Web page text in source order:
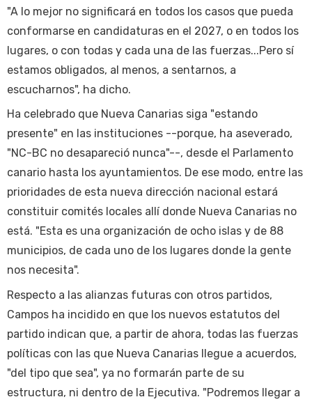
"A lo mejor no significará en todos los casos que pueda
conformarse en candidaturas en el 2027, o en todos los
lugares, o con todas y cada una de las fuerzas...Pero sí
estamos obligados, al menos, a sentarnos, a
escucharnos", ha dicho.
Ha celebrado que Nueva Canarias siga "estando
presente" en las instituciones --porque, ha aseverado,
"NC-BC no desapareció nunca"--, desde el Parlamento
canario hasta los ayuntamientos. De ese modo, entre las
prioridades de esta nueva dirección nacional estará
constituir comités locales allí donde Nueva Canarias no
está. "Esta es una organización de ocho islas y de 88
municipios, de cada uno de los lugares donde la gente
nos necesita".
Respecto a las alianzas futuras con otros partidos,
Campos ha incidido en que los nuevos estatutos del
partido indican que, a partir de ahora, todas las fuerzas
políticas con las que Nueva Canarias llegue a acuerdos,
"del tipo que sea", ya no formarán parte de su
estructura, ni dentro de la Ejecutiva. "Podremos llegar a